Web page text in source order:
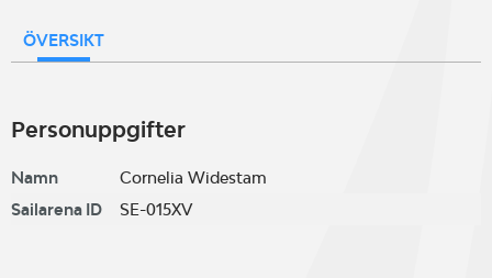
ÖVERSIKT
Personuppgifter
Namn
Cornelia Widestam
Sailarena ID
SE-015XV